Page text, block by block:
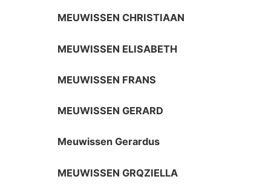
MEUWISSEN CHRISTIAAN
MEUWISSEN ELISABETH
MEUWISSEN FRANS
MEUWISSEN GERARD
Meuwissen Gerardus
MEUWISSEN GRQZIELLA